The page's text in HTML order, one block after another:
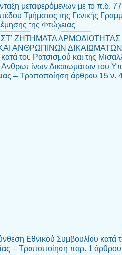
μεταφερόμενων με το π.δ.
Τμήματος της Γενικής
της Φτώχειας
ΖΗΤΗΜΑΤΑ
ΑΝΘΡΩΠΙΝΩΝ ΔΙΚΑΙΩΜΑΤΩΝ
του Ρατσισμού και της
Ανθρωπίνων Δικαιωμάτων του
– Τροποποίηση άρθρου 15 ν.
Εθνικού Συμβουλίου κατά
– Τροποποίηση παρ. 1